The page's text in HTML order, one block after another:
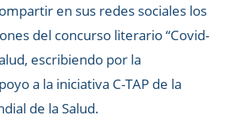
en sus redes sociales los
del concurso literario “Covid-
escribiendo por la
a la iniciativa C-TAP de la
de la Salud.